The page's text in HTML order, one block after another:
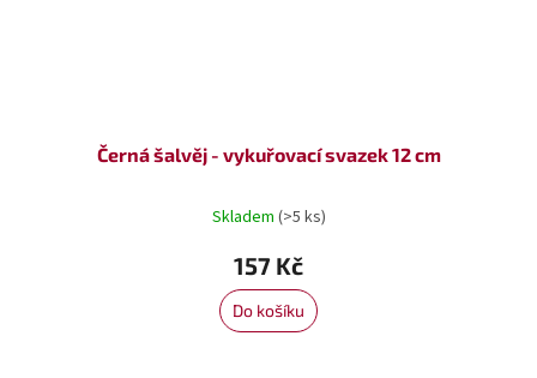
Černá šalvěj - vykuřovací svazek 12 cm
Skladem (>5 ks)
157 Kč
Do košíku